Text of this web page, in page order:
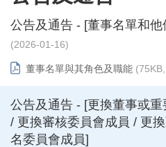
公告及通告 - [董事名單和
(2026-01-16)
董事名單與其角色及職能
公告及通告 - [更換董事或
/ 更換審核委員會成員 / 更
名委員會成員]